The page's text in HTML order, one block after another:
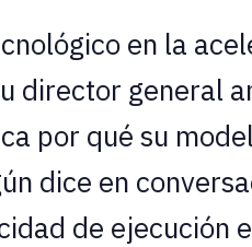
en la
director general
por qué su
dice en
de ejecución